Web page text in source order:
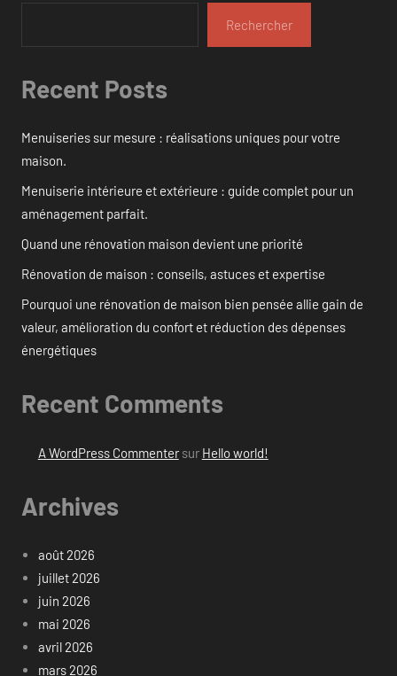
Rechercher
Recent Posts
Menuiseries sur mesure : réalisations uniques pour votre
maison.
Menuiserie intérieure et extérieure : guide complet pour un
aménagement parfait.
Quand une rénovation maison devient une priorité
Rénovation de maison : conseils, astuces et expertise
Pourquoi une rénovation de maison bien pensée allie gain de
valeur, amélioration du confort et réduction des dépenses
énergétiques
Recent Comments
A WordPress Commentersur Hello world!
Archives
août 2026
juillet 2026
juin 2026
mai 2026
avril 2026
mars 2026